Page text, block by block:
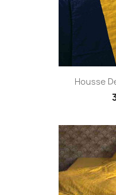
Housse